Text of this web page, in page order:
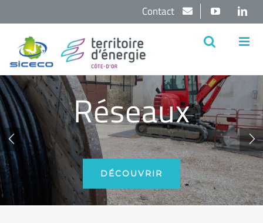
contenu
YouTube
Contact
Réseaux
DÉCOUVRIR
 